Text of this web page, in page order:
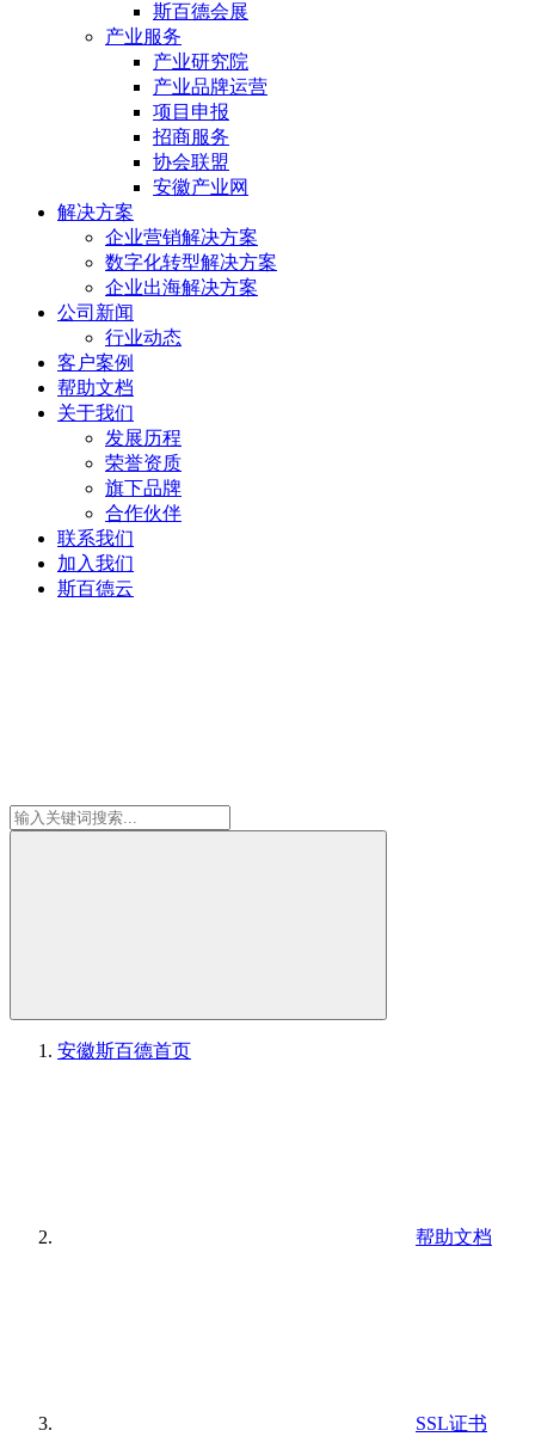
斯百德会展
产业服务
产业研究院
产业品牌运营
项目申报
招商服务
协会联盟
安徽产业网
解决方案
企业营销解决方案
数字化转型解决方案
企业出海解决方案
公司新闻
行业动态
客户案例
帮助文档
关于我们
发展历程
荣誉资质
旗下品牌
合作伙伴
联系我们
加入我们
斯百德云
安徽斯百德首页
帮助文档
SSL证书